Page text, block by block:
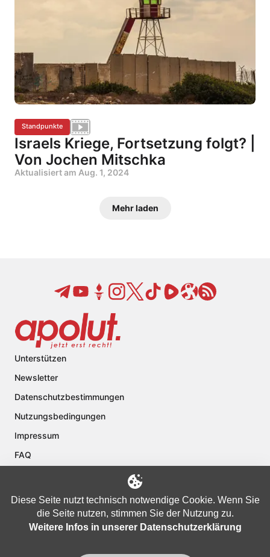
Standpunkte
Israels Kriege, Fortsetzung folgt? |
Von Jochen Mitschka
Aktualisiert am Aug. 1, 2024
Mehr laden
Unterstützen
Newsletter
Datenschutzbestimmungen
Nutzungsbedingungen
Impressum
FAQ
Diese Seite nutzt technisch notwendige Cookie. Wenn Sie
die Seite nutzen, stimmen Sie der Nutzung zu.
Weitere Infos in unserer Datenschutzerklärung